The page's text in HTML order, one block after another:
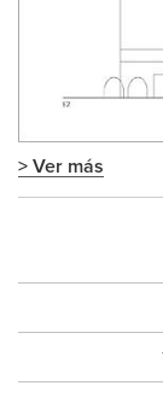
> Ver más